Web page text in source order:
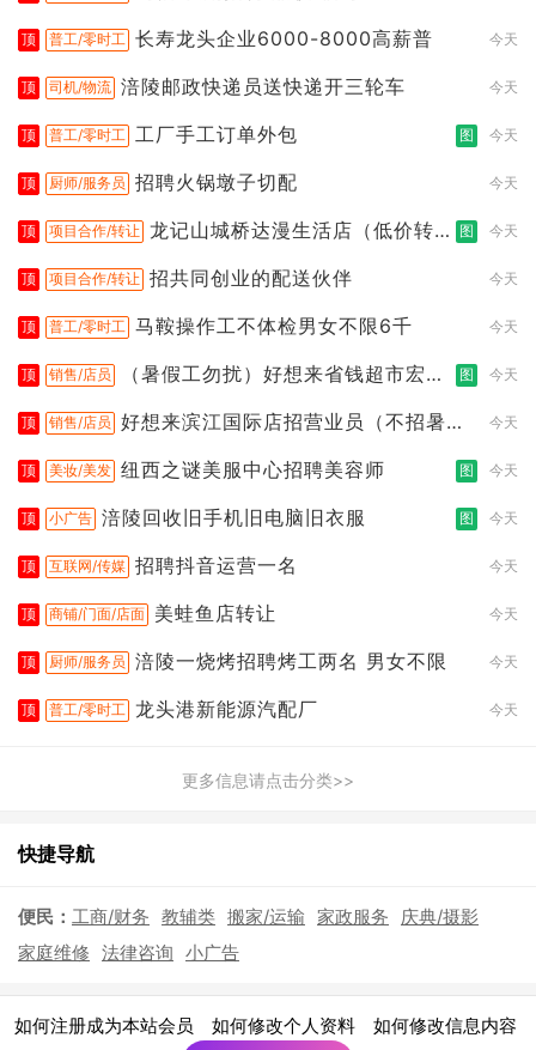
顶 普工/零时工 长寿龙头企业6000-8000高薪普 今天
顶 司机/物流 涪陵邮政快递员送快递开三轮车 今天
顶 普工/零时工 工厂手工订单外包 图 今天
顶 厨师/服务员 招聘火锅墩子切配 今天
顶 项目合作/转让 龙记山城桥达漫生活店（低价转
图 今天
顶 项目合作/转让 招共同创业的配送伙伴 今天
顶 普工/零时工 马鞍操作工不体检男女不限6千 今天
顶 销售/店员
（暑假工勿扰）好想来省钱超市宏声
图 今天
顶 销售/店员 好想来滨江国际店招营业员（不招暑假
今天
顶 美妆/美发 纽西之谜美服中心招聘美容师 图 今天
顶 小广告 涪陵回收旧手机旧电脑旧衣服 图 今天
顶 互联网/传媒 招聘抖音运营一名 今天
顶 商铺/门面/店面 美蛙鱼店转让 今天
顶 厨师/服务员 涪陵一烧烤招聘烤工两名 男女不限 今天
顶 普工/零时工 龙头港新能源汽配厂 今天
更多信息请点击分类>>
快捷导航
便民： 工商/财务 教辅类 搬家/运输 家政服务
庆典/摄影
家庭维修 法律咨询 小广告
如何注册成为本站会员 如何修改个人资料 如何修改信息内容